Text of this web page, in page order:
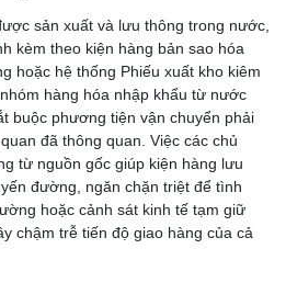
sản xuất và lưu thông trong nước,
kèm theo kiện hàng bản sao hóa
hoặc hệ thống Phiếu xuất kho kiêm
hàng hóa nhập khẩu từ nước
buộc phương tiện vận chuyển phải
đã thông quan. Việc các chủ
từ nguồn gốc giúp kiện hàng lưu
đường, ngăn chặn triệt để tình
hoặc cảnh sát kinh tế tạm giữ
chậm trễ tiến độ giao hàng của cả